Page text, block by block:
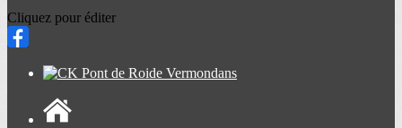
Cliquez pour éditer